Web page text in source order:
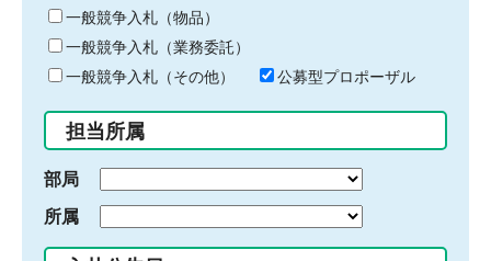
ー
ワ
ー
ド
入
力
一般競争入札（物品）
一般競争入札（業務委託）
一般競争入札（その他）
公募型プロポーザル
担当所属
部局
所属